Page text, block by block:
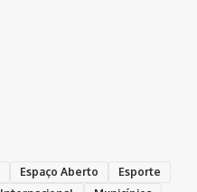
Espaço Aberto
Esporte